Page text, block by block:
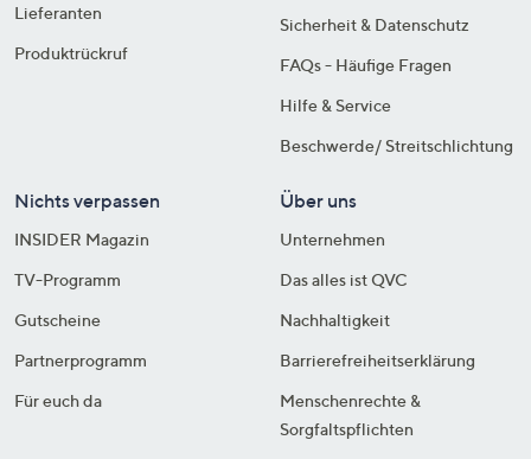
Lieferanten
Produktrückruf
Sicherheit & Datenschutz
FAQs - Häufige Fragen
Hilfe & Service
Beschwerde/ Streitschlichtung
Nichts verpassen
INSIDER Magazin
TV-Programm
Gutscheine
Partnerprogramm
Für euch da
Über uns
Unternehmen
Das alles ist QVC
Nachhaltigkeit
Barrierefreiheitserklärung
Menschenrechte &
Sorgfaltspflichten